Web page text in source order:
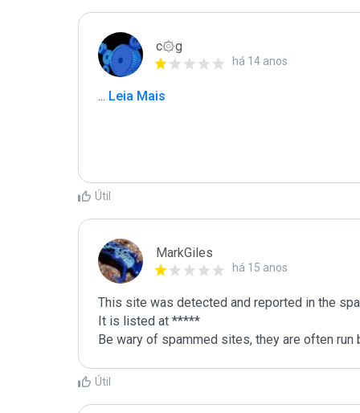
c۞g
há 14 anos
... Leia Mais
Útil
MarkGiles
há 15 anos
This site was detected and reported in the
It is listed at *****
Be wary of spammed sites, they are often
Útil